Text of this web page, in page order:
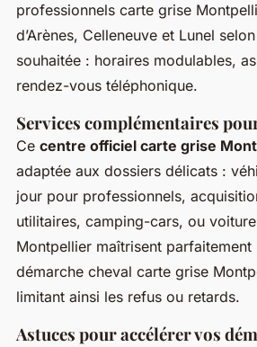
professionnels carte grise
d’Arènes, Celleneuve et Lunel
souhaitée : horaires modulables,
rendez-vous téléphonique.
Services complémentaires
Ce centre officiel carte grise
adaptée aux dossiers délicats :
jour pour professionnels,
utilitaires, camping-cars, ou
Montpellier maîtrisent
démarche cheval carte grise
limitant ainsi les refus ou retards.
Astuces pour accélérer vos